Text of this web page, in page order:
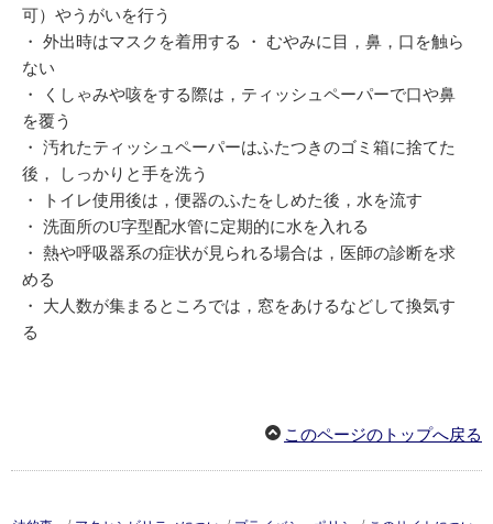
可）やうがいを行う
・ 外出時はマスクを着用する ・ むやみに目，鼻，口を触ら
ない
・ くしゃみや咳をする際は，ティッシュペーパーで口や鼻
を覆う
・ 汚れたティッシュペーパーはふたつきのゴミ箱に捨てた
後， しっかりと手を洗う
・ トイレ使用後は，便器のふたをしめた後，水を流す
・ 洗面所のU字型配水管に定期的に水を入れる
・ 熱や呼吸器系の症状が見られる場合は，医師の診断を求
める
・ 大人数が集まるところでは，窓をあけるなどして換気す
る
このページのトップへ戻る